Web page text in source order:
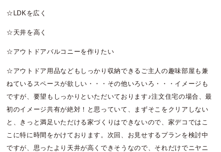
☆LDKを広く
☆天井を高く
☆アウトドアバルコニーを作りたい
☆アウトドア用品などもしっかり収納できるご主人の趣味部屋も兼
ねているスペースが欲しい・・・その他いろいろ・・・イメージも
ですが、要望もしっかりといただいております♪注文住宅の場合、最
初のイメージ共有が絶対！と思っていて、まずそこをクリアしない
と、きっと満足いただける家づくりはできないので、家デコではこ
こに特に時間をかけております。次回、お見せするプランを検討中
ですが、思ったより天井が高くできそうなので、それだけでニヤニ